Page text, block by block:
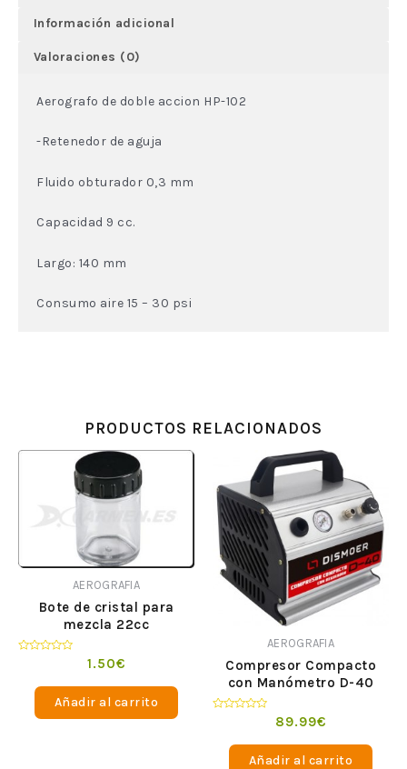
Información adicional
Valoraciones (0)
Aerografo de doble accion HP-102
-Retenedor de aguja
Fluido obturador 0,3 mm
Capacidad 9 cc.
Largo: 140 mm
Consumo aire 15 – 30 psi
PRODUCTOS RELACIONADOS
AEROGRAFIA
Bote de cristal para
mezcla 22cc
1.50€
Añadir al carrito
AEROGRAFIA
Compresor Compacto
con Manómetro D-40
89.99€
Añadir al carrito